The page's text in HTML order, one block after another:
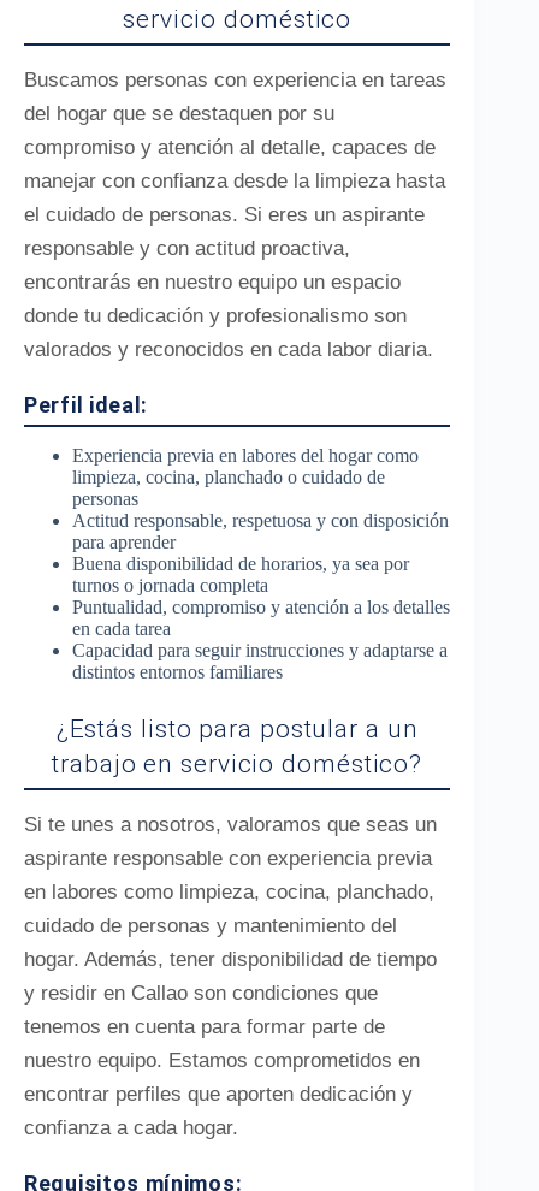
servicio doméstico
Buscamos personas con experiencia en tareas
del hogar que se destaquen por su
compromiso y atención al detalle, capaces de
manejar con confianza desde la limpieza hasta
el cuidado de personas. Si eres un aspirante
responsable y con actitud proactiva,
encontrarás en nuestro equipo un espacio
donde tu dedicación y profesionalismo son
valorados y reconocidos en cada labor diaria.
Perfil ideal:
Experiencia previa en labores del hogar como
limpieza, cocina, planchado o cuidado de
personas
Actitud responsable, respetuosa y con disposición
para aprender
Buena disponibilidad de horarios, ya sea por
turnos o jornada completa
Puntualidad, compromiso y atención a los detalles
en cada tarea
Capacidad para seguir instrucciones y adaptarse a
distintos entornos familiares
¿Estás listo para postular a un
trabajo en servicio doméstico?
Si te unes a nosotros, valoramos que seas un
aspirante responsable con experiencia previa
en labores como limpieza, cocina, planchado,
cuidado de personas y mantenimiento del
hogar. Además, tener disponibilidad de tiempo
y residir en Callao son condiciones que
tenemos en cuenta para formar parte de
nuestro equipo. Estamos comprometidos en
encontrar perfiles que aporten dedicación y
confianza a cada hogar.
Requisitos mínimos: